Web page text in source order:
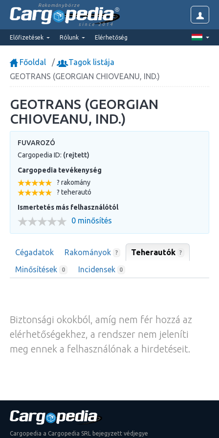
Rakománybörze
since 2014
Előfizetések Rólunk Elérhetőség
Főoldal
Tagok listája
GEOTRANS (GEORGIAN CHIOVEANU, IND.)
GEOTRANS (GEORGIAN
CHIOVEANU, IND.)
FUVAROZÓ
Cargopedia ID: (rejtett)
Cargopedia tevékenység
? rakomány
? teherautó
Ismertetés más felhasználótól
0 minősítés
Cégadatok Rakományok ? Teherautók ?
Minősítések 0 Incidensek 0
Biztonsági okokból, amíg nem fér hozzá az
elérhetőségekhez, a rendszer nem jeleníti
meg ennek a felhasználónak a hirdetéseit.
Cargopedia a Cargopedia SRL bejegyzett védjegye